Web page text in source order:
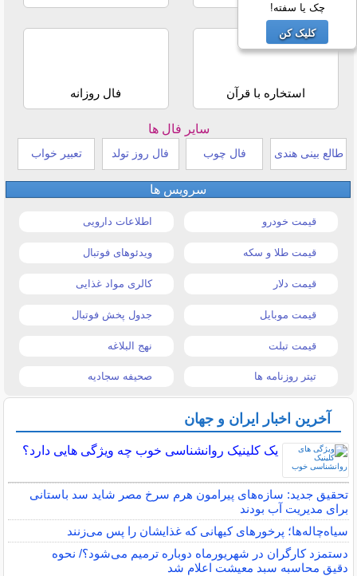
استخاره با قرآن فال روزانه
سایر فال ها
طالع بینی هندی فال چوب فال روز تولد تعبیر خواب
سرویس ها
قیمت خودرو اطلاعات دارویی
قیمت طلا و سکه ویدئوهای فوتبال
قیمت دلار کالری مواد غذایی
قیمت موبایل جدول پخش فوتبال
قیمت تبلت نهج البلاغه
تیتر روزنامه ها صحیفه سجادیه
آخرین اخبار ایران و جهان
یک کلینیک روانشناسی خوب چه ویژگی هایی دارد؟
تحقیق جدید: سازه‌های پیرامون هرم سرخ مصر شاید سد باستانی
برای مدیریت آب بودند
سیاه‌چاله‌ها؛ پرخورهای کیهانی که غذایشان را پس می‌زنند
دستمزد کارگران در شهریورماه دوباره ترمیم می‌شود؟/ نحوه
دقیق محاسبه سبد معیشت اعلام شد
چک یا سفته!
کلیک کن